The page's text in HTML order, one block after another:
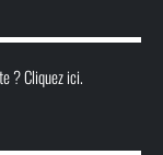
? Cliquez ici.